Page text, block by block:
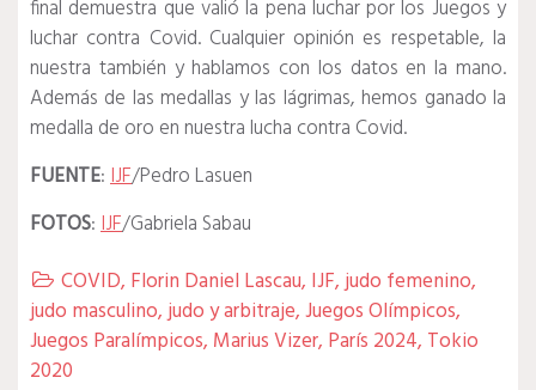
final demuestra que valió la pena luchar por los Juegos y
luchar contra Covid. Cualquier opinión es respetable, la
nuestra también y hablamos con los datos en la mano.
Además de las medallas y las lágrimas, hemos ganado la
medalla de oro en nuestra lucha contra Covid.
FUENTE:IJF/Pedro Lasuen
FOTOS:IJF/Gabriela Sabau
 COVID, Florin Daniel Lascau, IJF,judo femenino,
judo masculino,judo y arbitraje,Juegos Olímpicos,
Juegos Paralímpicos, Marius Vizer, París 2024, Tokio
2020